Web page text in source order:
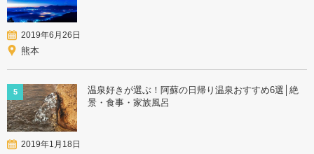
2019年6月26日
熊本
5
温泉好きが選ぶ！阿蘇の日帰り温泉おすすめ6選│絶
景・食事・家族風呂
2019年1月18日